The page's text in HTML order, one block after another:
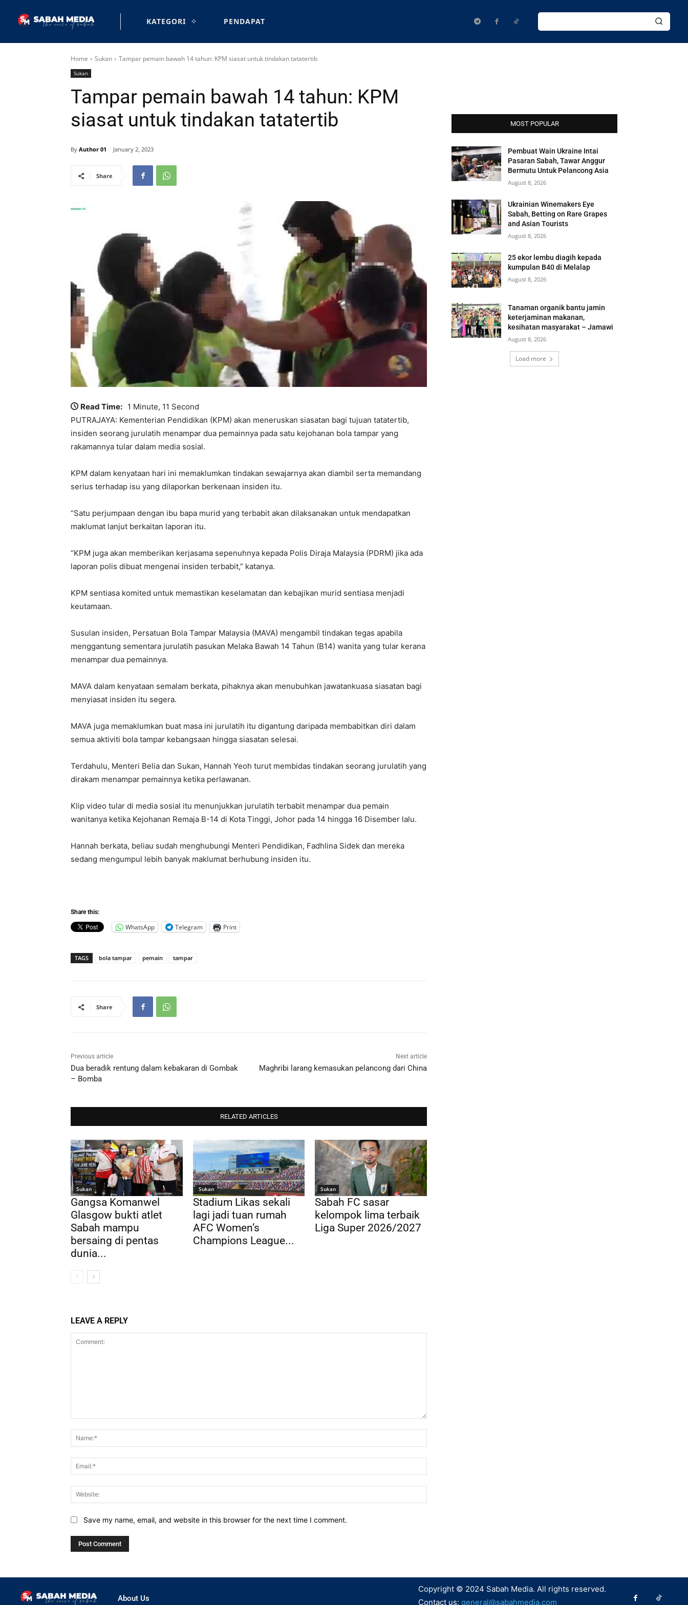
KATEGORI PENDAPAT
Home Sukan Tampar pemain bawah 14 tahun: KPM siasat untuk tindakan tatatertib
Sukan
Tampar pemain bawah 14 tahun: KPM
siasat untuk tindakan tatatertib
By Author 01 January 2, 2023
Share
Read Time: 1 Minute, 11 Second
PUTRAJAYA: Kementerian Pendidikan (KPM) akan meneruskan siasatan bagi tujuan tatatertib,
insiden seorang jurulatih menampar dua pemainnya pada satu kejohanan bola tampar yang
rakamannya tular dalam media sosial.
KPM dalam kenyataan hari ini memaklumkan tindakan sewajarnya akan diambil serta memandang
serius terhadap isu yang dilaporkan berkenaan insiden itu.
“Satu perjumpaan dengan ibu bapa murid yang terbabit akan dilaksanakan untuk mendapatkan
maklumat lanjut berkaitan laporan itu.
“KPM juga akan memberikan kerjasama sepenuhnya kepada Polis Diraja Malaysia (PDRM) jika ada
laporan polis dibuat mengenai insiden terbabit,” katanya.
KPM sentiasa komited untuk memastikan keselamatan dan kebajikan murid sentiasa menjadi
keutamaan.
Susulan insiden, Persatuan Bola Tampar Malaysia (MAVA) mengambil tindakan tegas apabila
menggantung sementara jurulatih pasukan Melaka Bawah 14 Tahun (B14) wanita yang tular kerana
menampar dua pemainnya.
MAVA dalam kenyataan semalam berkata, pihaknya akan menubuhkan jawatankuasa siasatan bagi
menyiasat insiden itu segera.
MAVA juga memaklumkan buat masa ini jurulatih itu digantung daripada membabitkan diri dalam
semua aktiviti bola tampar kebangsaan hingga siasatan selesai.
Terdahulu, Menteri Belia dan Sukan, Hannah Yeoh turut membidas tindakan seorang jurulatih yang
dirakam menampar pemainnya ketika perlawanan.
Klip video tular di media sosial itu menunjukkan jurulatih terbabit menampar dua pemain
wanitanya ketika Kejohanan Remaja B-14 di Kota Tinggi, Johor pada 14 hingga 16 Disember lalu.
Hannah berkata, beliau sudah menghubungi Menteri Pendidikan, Fadhlina Sidek dan mereka
sedang mengumpul lebih banyak maklumat berhubung insiden itu.
Share this:
WhatsApp Telegram Print
TAGS bola tampar pemain tampar
Share
Previous article
Dua beradik rentung dalam kebakaran di Gombak
– Bomba
Next article
Maghribi larang kemasukan pelancong dari China
RELATED ARTICLES
Sukan
Gangsa Komanwel
Glasgow bukti atlet
Sabah mampu
bersaing di pentas
dunia...
Sukan
Stadium Likas sekali
lagi jadi tuan rumah
AFC Women’s
Champions League...
Sukan
Sabah FC sasar
kelompok lima terbaik
Liga Super 2026/2027
LEAVE A REPLY
Save my name, email, and website in this browser for the next time I comment.
MOST POPULAR
Pembuat Wain Ukraine Intai
Pasaran Sabah, Tawar Anggur
Bermutu Untuk Pelancong Asia
August 8, 2026
Ukrainian Winemakers Eye
Sabah, Betting on Rare Grapes
and Asian Tourists
August 8, 2026
25 ekor lembu diagih kepada
kumpulan B40 di Melalap
August 8, 2026
Tanaman organik bantu jamin
keterjaminan makanan,
kesihatan masyarakat – Jamawi
August 8, 2026
Load more
About Us
Copyright © 2024 Sabah Media. All rights reserved.
Contact us: general@sabahmedia.com